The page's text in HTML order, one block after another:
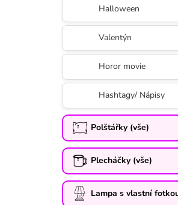
Halloween
Valentýn
Horor movie
Hashtagy/ Nápisy
Polštářky (vše)
Plecháčky (vše)
Lampa s vlastní